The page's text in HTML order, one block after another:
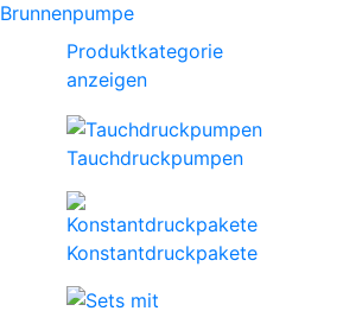
Brunnenpumpe
Produktkategorie
anzeigen
Tauchdruckpumpen
Konstantdruckpakete